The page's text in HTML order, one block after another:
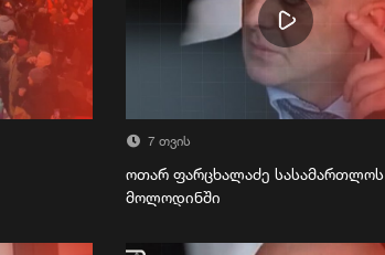
7 თვის
ოთარ ფარცხალაძე სასამართლოს
მოლოდინში